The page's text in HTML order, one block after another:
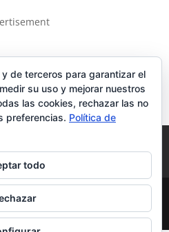
Carrito
| Sitio Construido por
de terceros para garantizar el
su uso y mejorar nuestros
las cookies, rechazar las no
preferencias. Política de
todo